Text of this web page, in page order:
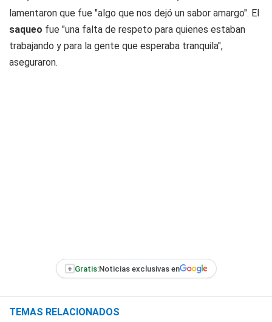
lamentaron que fue "algo que nos dejó un sabor amargo". El
saqueo fue "una falta de respeto para quienes estaban
trabajando y para la gente que esperaba tranquila",
aseguraron.
+ Gratis:Noticias exclusivas en
TEMAS RELACIONADOS